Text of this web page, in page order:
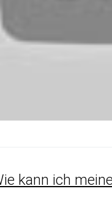
kann ich